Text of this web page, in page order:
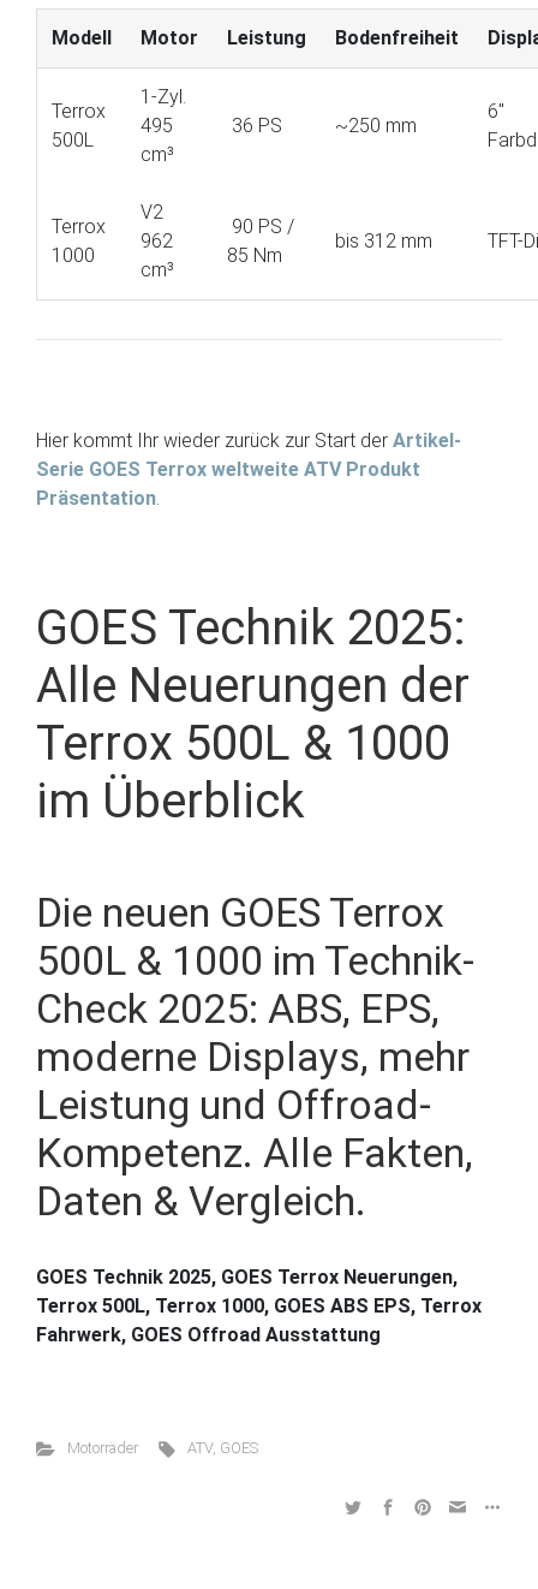
Modell Motor Leistung Bodenfreiheit
Terrox
500L
1-Zyl.
495
cm³
36 PS ~250 mm
6″
Terrox
1000
V2
962
cm³
90 PS /
85 Nm
bis 312 mm TFT-
Hier kommt Ihr wieder zurück zur Start der Artikel-
Serie GOES Terrox weltweite ATV Produkt
Präsentation.
GOES Technik 2025:
Alle Neuerungen der
Terrox 500L & 1000
im Überblick
Die neuen GOES Terrox
500L & 1000 im Technik-
Check 2025: ABS, EPS,
moderne Displays, mehr
Leistung und Offroad-
Kompetenz. Alle Fakten,
Daten & Vergleich.
GOES Technik 2025, GOES Terrox Neuerungen,
Terrox 500L, Terrox 1000, GOES ABS EPS, Terrox
Fahrwerk, GOES Offroad Ausstattung
Motorräder ATV, GOES